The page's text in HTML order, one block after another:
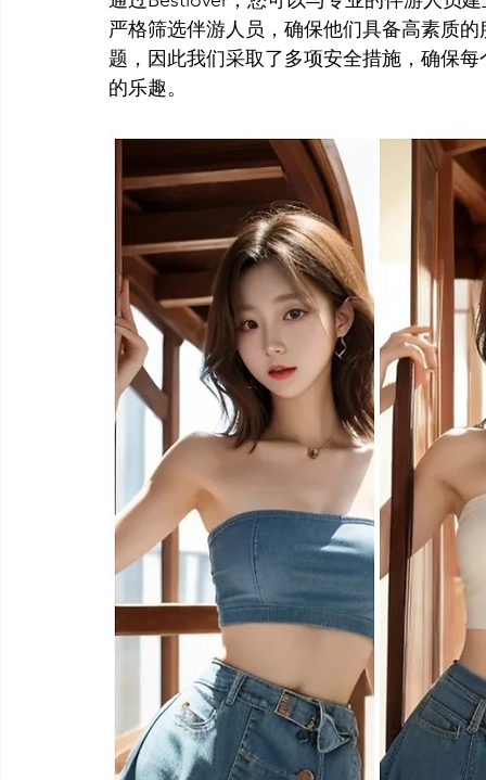
严格筛选伴游人员，确保他们具备高素质
题，因此我们采取了多项安全措施，确保
的乐趣。